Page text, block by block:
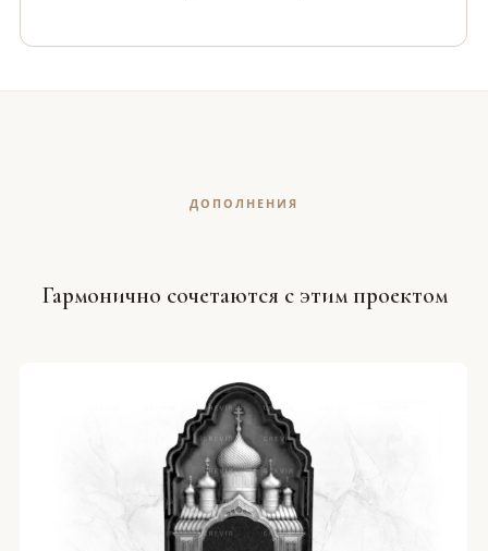
ДОПОЛНЕНИЯ
Гармонично сочетаются с этим проектом